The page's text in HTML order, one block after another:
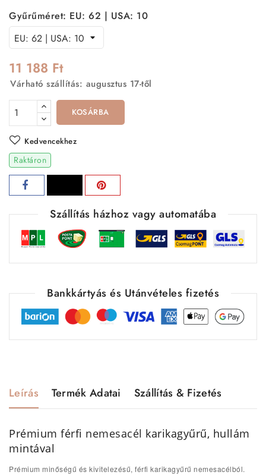
Gyűrűméret: EU: 62 | USA: 10
11 188 Ft
Várható szállítás: augusztus 17-től
KOSÁRBA
Kedvencekhez
Raktáron
Szállítás házhoz vagy automatába
Bankkártyás és Utánvételes fizetés
Leírás Termék Adatai Szállítás & Fizetés
Prémium férfi nemesacél karikagyűrű, hullám
mintával
Prémium minőségű és kivitelezésű, férfi karikagyűrű nemesacélból.